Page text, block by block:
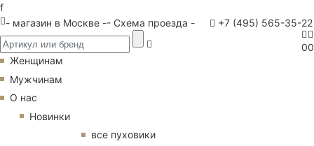
f
- магазин в Москве -- Схема проезда - +7 (495) 565-35-22
00
Женщинам
Мужчинам
О нас
Новинки
все пуховики